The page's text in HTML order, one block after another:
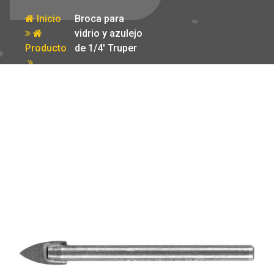
Inicio
Producto
Broca para
vidrio y azulejo
de 1/4′ Truper